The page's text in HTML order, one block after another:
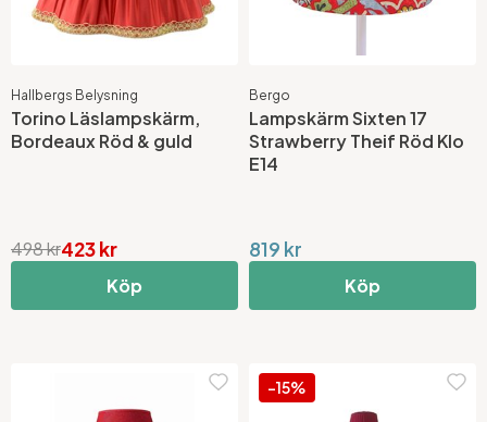
Hallbergs Belysning
Torino Läslampskärm,
Bordeaux Röd & guld
423 kr
498 kr
Köp
Bergo
Lampskärm Sixten 17
Strawberry Theif Röd Klo
E14
819 kr
Köp
-15%